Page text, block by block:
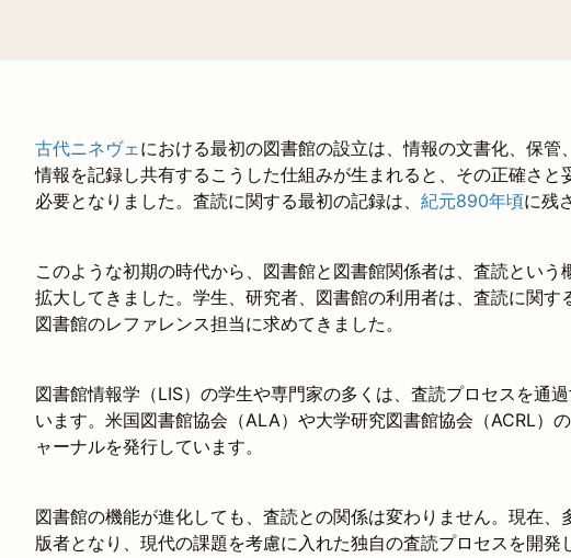
古代ニネヴェ における最初の図書館の設立は、情報の文書化、保
情報を記録し共有するこうした仕組みが生まれると、その正確さ
必要となりました。査読に関する最初の記録は、 紀元890年頃に残
このような初期の時代から、図書館と図書館関係者は、査読とい
拡大してきました。学生、研究者、図書館の利用者は、査読に関
図書館のレファレンス担当に求めてきました。
図書館情報学（LIS）の学生や専門家の多くは、査読プロセスを通
います。米国図書館協会（ALA）や大学研究図書館協会（ACRL）
ャーナルを発行しています。
図書館の機能が進化しても、査読との関係は変わりません。現在
版者となり、現代の課題を考慮に入れた独自の査読プロセスを開発